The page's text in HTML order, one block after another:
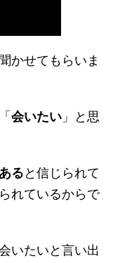
かせてもらいま
会いたい 」と思
ると信じられて
れているからで
いたいと言い出